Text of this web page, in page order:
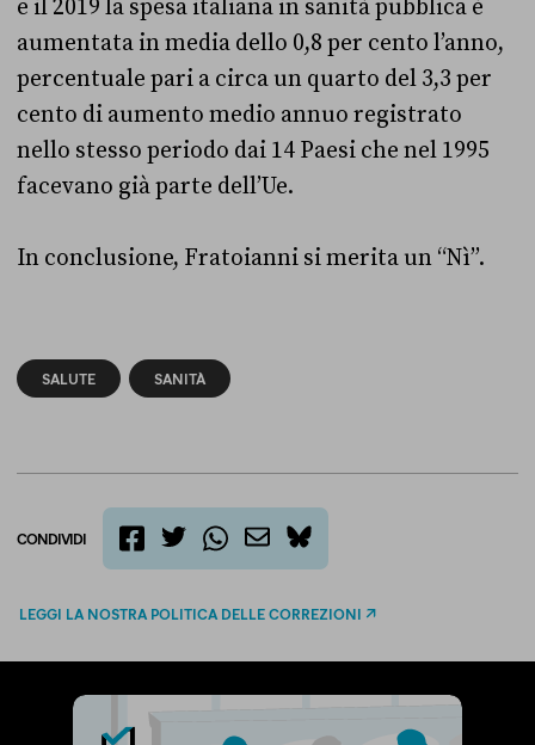
e il 2019 la spesa italiana in sanità pubblica è
aumentata in media dello 0,8 per cento l’anno,
percentuale pari a circa un quarto del 3,3 per
cento di aumento medio annuo registrato
nello stesso periodo dai 14 Paesi che nel 1995
facevano già parte dell’Ue.
In conclusione, Fratoianni si merita un “Nì”.
SALUTE SANITÀ
CONDIVIDI
bluesky
LEGGI LA NOSTRA POLITICA DELLE CORREZIONI